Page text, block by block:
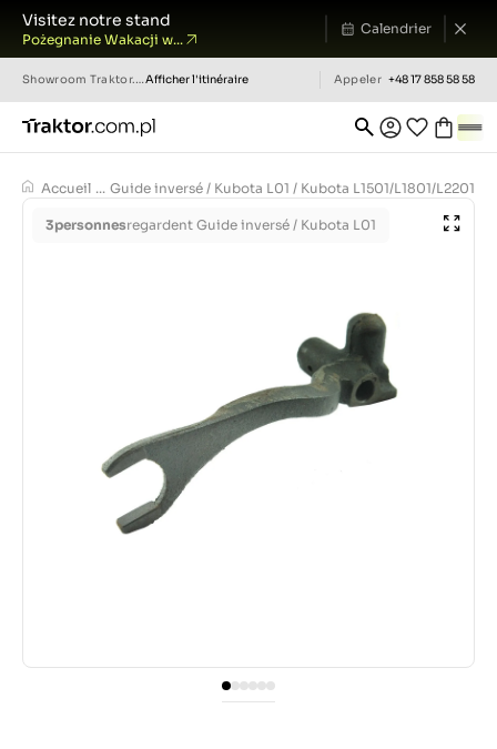
Visitez notre stand
Pożegnanie Wakacji w...
Calendrier
Showroom Traktor.com.pl Afficher l'itinéraire Appeler +48 17 858 58 58
Accueil ... Guide inversé / Kubota L01 / Kubota L1501/L1801/L2201 /
3personnesregardent Guide inversé / Kubota L01